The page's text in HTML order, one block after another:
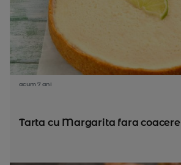
acum 7 ani
Tarta cu Margarita fara coacere